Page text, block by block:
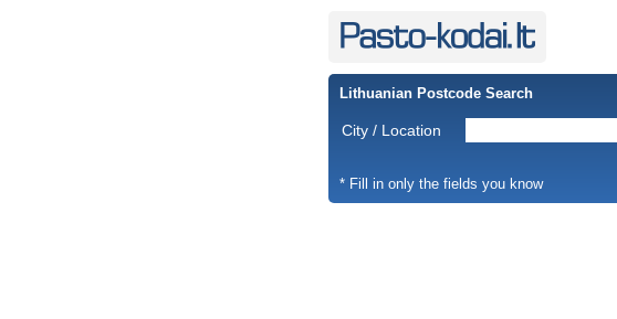
Lithuanian Postcode Search
City / Location
* Fill in only the fields you know